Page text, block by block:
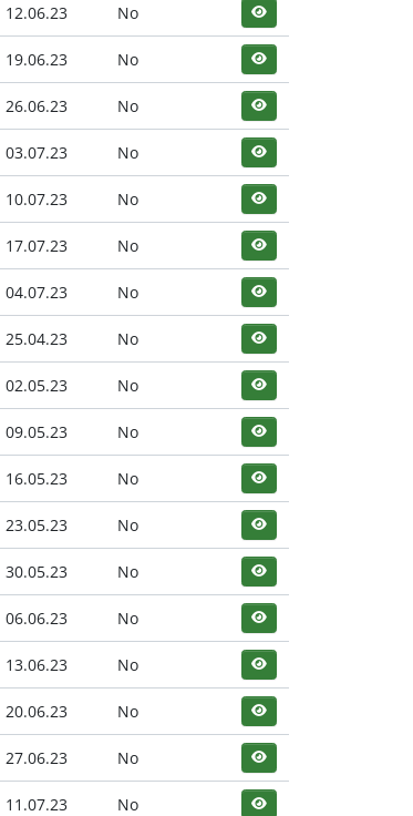
12.06.23 No
19.06.23 No
26.06.23 No
03.07.23 No
10.07.23 No
17.07.23 No
04.07.23 No
25.04.23 No
02.05.23 No
09.05.23 No
16.05.23 No
23.05.23 No
30.05.23 No
06.06.23 No
13.06.23 No
20.06.23 No
27.06.23 No
11.07.23 No